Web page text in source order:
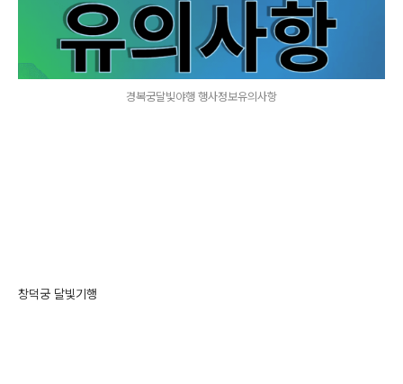
경복궁달빛야행 행사정보유의사항
창덕궁 달빛기행